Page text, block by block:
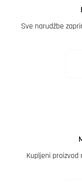
Sve narudžbe
Kupljeni